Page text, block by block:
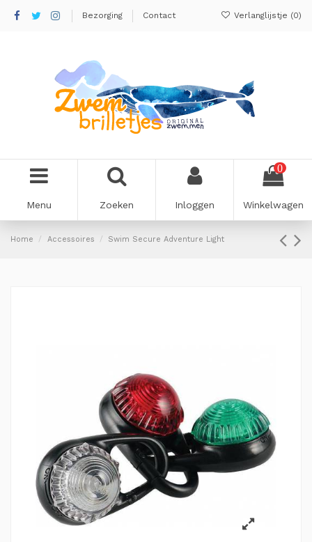
Bezorging Contact Verlanglijstje (0)
Menu Zoeken Inloggen
0
Winkelwagen
Home Accessoires Swim Secure Adventure Light